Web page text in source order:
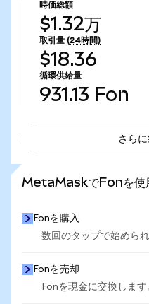
時価総額
$1.32万
取引量 (24時間)
$18.36
循環供給量
931.13 Fon
さら
MetaMaskでFonを使
Fonを購入
数回のタップで始められ
Fonを売却
Fonを現金に交換します